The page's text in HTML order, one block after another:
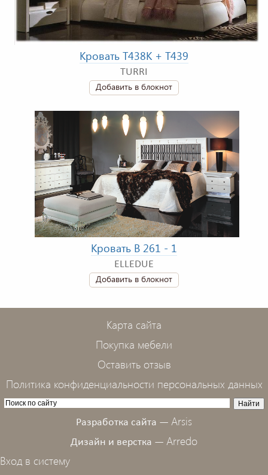
Кровать T438K + T439
TURRI
Добавить в блокнот
Кровать B 261 - 1
ELLEDUE
Добавить в блокнот
Карта сайта
Покупка мебели
Оставить отзыв
Политика конфиденциальности персональных данных
Разработка сайта — Arsis
Дизайн и верстка — Arredo
Вход в систему